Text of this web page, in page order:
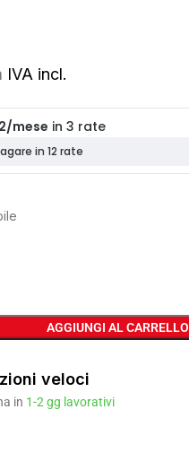
IVA incl.
AGGIUNGI AL CARRELLO
veloci
in 1-2 gg lavorativi